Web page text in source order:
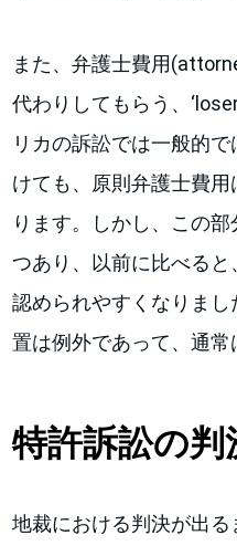
また、弁護士費用
代わりしてもらう、
リカの訴訟では一般的
けても、原則弁護士費
ります。しかし、この
つあり、以前に比べる
認められやすくなりま
置は例外であって、通常
特許訴訟の判
地裁における判決が出